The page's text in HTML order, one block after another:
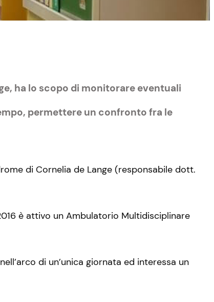
ha lo scopo di monitorare eventuali
permettere un confronto fra le
di Cornelia de Lange (responsabile dott.
è attivo un Ambulatorio Multidisciplinare
di un’unica giornata ed interessa un